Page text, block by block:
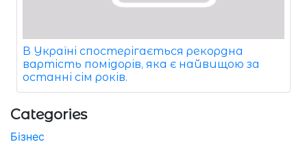
В Україні спостерігається рекордна
вартість помідорів, яка є найвищою за
останні сім років.
Categories
Бізнес